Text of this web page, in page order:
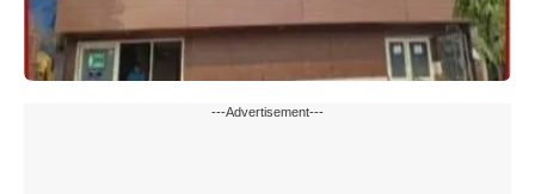
---Advertisement---